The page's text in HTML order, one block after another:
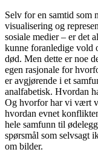
Selv for en samtid som
visualisering og
sosiale medier – er det
kunne foranledige vold
død. Men dette er noe
egen rasjonale for
er avgjørende i et
analfabetisk. Hvordan
Og hvorfor har vi vært
hvordan evnet
hele samfunn til
spørsmål som selvsagt
om bilder.